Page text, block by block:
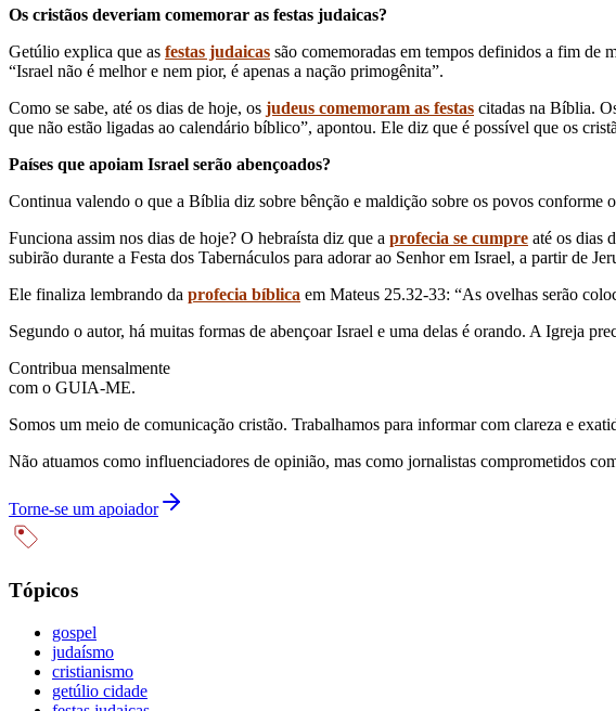
Os cristãos deveriam comemorar as festas judaicas?
Getúlio explica que as festas judaicas são comemoradas em tempos definidos a fim de
“Israel não é melhor e nem pior, é apenas a nação primogênita”.
Como se sabe, até os dias de hoje, os judeus comemoram as festas citadas na Bíblia.
que não estão ligadas ao calendário bíblico”, apontou. Ele diz que é possível que os
Países que apoiam Israel serão abençoados?
Continua valendo o que a Bíblia diz sobre bênção e maldição sobre os povos conforme o
Funciona assim nos dias de hoje? O hebraísta diz que a profecia se cumpre até os dias
subirão durante a Festa dos Tabernáculos para adorar ao Senhor em Israel, a partir de
Ele finaliza lembrando da profecia bíblica em Mateus 25.32-33: “As ovelhas serão
Segundo o autor, há muitas formas de abençoar Israel e uma delas é orando. A Igreja
Contribua mensalmente
com o GUIA-ME.
Somos um meio de comunicação cristão. Trabalhamos para informar com clareza e
Não atuamos como influenciadores de opinião, mas como jornalistas comprometidos
Torne-se um apoiador
Tópicos
gospel
judaísmo
cristianismo
getúlio cidade